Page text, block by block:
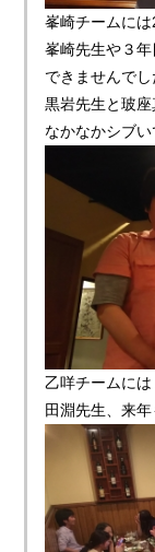
峯崎チームに
峯崎先生や３
できませんでし
黒岩先生と玻
なかなかシブい
乙咩チームに
田淵先生、来